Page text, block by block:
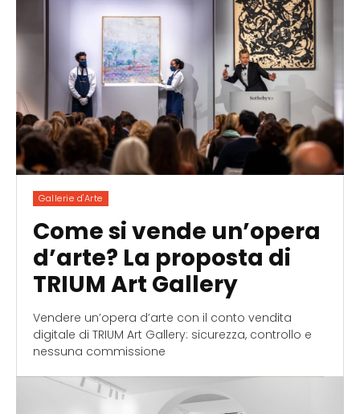
Gallerie d'Arte
Come si vende un’opera
d’arte? La proposta di
TRIUM Art Gallery
Vendere un’opera d’arte con il conto vendita
digitale di TRIUM Art Gallery: sicurezza, controllo e
nessuna commissione